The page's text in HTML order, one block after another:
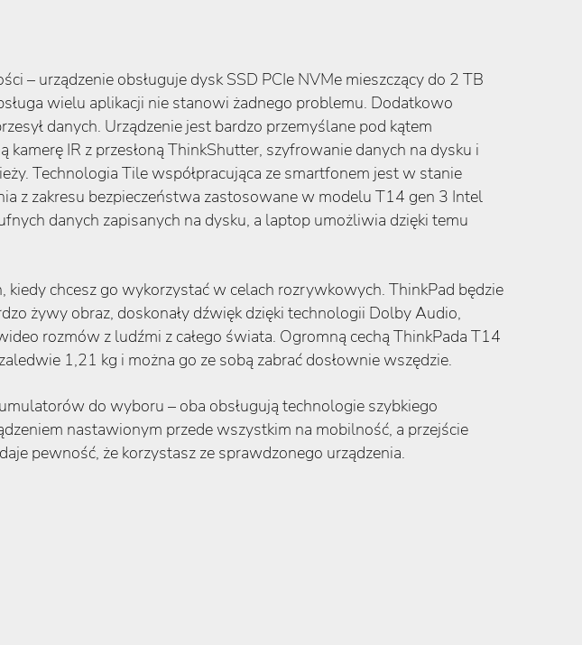
– urządzenie obsługuje dysk SSD PCIe NVMe mieszczący do 2 TB
wielu aplikacji nie stanowi żadnego problemu. Dodatkowo
danych. Urządzenie jest bardzo przemyślane pod kątem
IR z przesłoną ThinkShutter, szyfrowanie danych na dysku i
Technologia Tile współpracująca ze smartfonem jest w stanie
z zakresu bezpieczeństwa zastosowane w modelu T14 gen 3 Intel
danych zapisanych na dysku, a laptop umożliwia dzięki temu
chcesz go wykorzystać w celach rozrywkowych. ThinkPad będzie
żywy obraz, doskonały dźwięk dzięki technologii Dolby Audio,
rozmów z ludźmi z całego świata. Ogromną cechą ThinkPada T14
1,21 kg i można go ze sobą zabrać dosłownie wszędzie.
do wyboru – oba obsługują technologie szybkiego
nastawionym przede wszystkim na mobilność, a przejście
pewność, że korzystasz ze sprawdzonego urządzenia.